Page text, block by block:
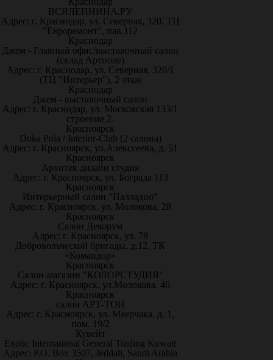
ВСЯЛЕПНИНА.РУ
Адрес: г. Краснодар, ул. Северная, 320, ТЦ
"Евроремонт", пав.112
Краснодар
Джем - Главный офис/выставочный салон
(склад Артполе)
Адрес: г. Краснодар, ул. Северная, 320/1
(ТЦ "Интерьер"), 2 этаж
Краснодар
Джем - выставочный салон
Адрес: г. Краснодар, ул. Московская 133/1
строение 2.
Красноярск
Doka Pola / Interior-Club (2 салона)
Адрес: г. Красноярск, ул.Алекссеева, д. 51
Красноярск
Архитек дизайн студия
Адрес: г. Красноярск, ул. Бограда 113
Красноярск
Интерьерный салон "Палладио"
Адрес: г. Красноярск, ул. Молокова, 28
Красноярск
Салон Декорум
Адрес: г. Красноярск, ул. 78
Добровольческой бригады, д.12, ТК
«Командор»
Красноярск
Салон-магазин "КОЛОРСТУДИЯ"
Адрес: г. Красноярск, ул.Молокова, 40
Красноярск
салон АРТ-ТОН
Адрес: г. Красноярск, ул. Маерчака, д. 1,
пом. 19/2
Кувейт
Exotic International General Trading Kuwait
Адрес: P.O. Box 3507, Jeddah, Saudi Arabia